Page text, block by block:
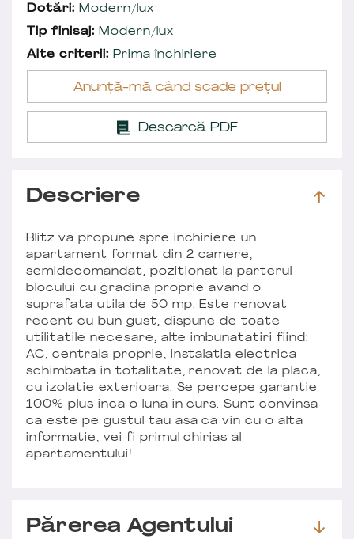
Dotări: Modern/lux
Tip finisaj: Modern/lux
Alte criterii: Prima închiriere
Anunță-mă când scade prețul
Descarcă PDF
Descriere
Blitz va propune spre inchiriere un
apartament format din 2 camere,
semidecomandat, pozitionat la parterul
blocului cu gradina proprie avand o
suprafata utila de 50 mp. Este renovat
recent cu bun gust, dispune de toate
utilitatile necesare, alte imbunatatiri fiind:
AC, centrala proprie, instalatia electrica
schimbata in totalitate, renovat de la placa,
cu izolatie exterioara. Se percepe garantie
100% plus inca o luna in curs. Sunt convinsa
ca este pe gustul tau asa ca vin cu o alta
informatie, vei fi primul chirias al
apartamentului!
Părerea Agentului